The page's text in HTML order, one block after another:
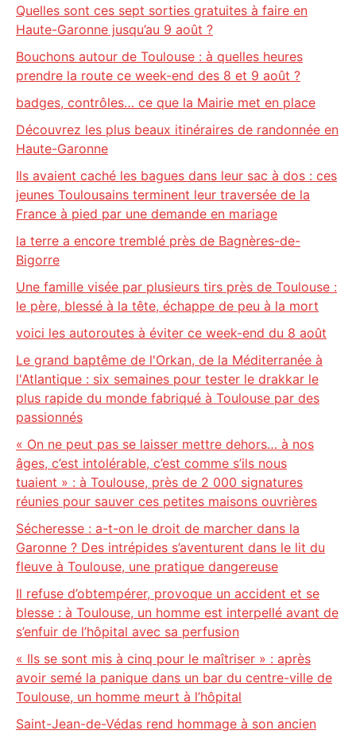
Quelles sont ces sept sorties gratuites à faire en
Haute-Garonne jusqu’au 9 août ?
Bouchons autour de Toulouse : à quelles heures
prendre la route ce week-end des 8 et 9 août ?
badges, contrôles… ce que la Mairie met en place
Découvrez les plus beaux itinéraires de randonnée en
Haute-Garonne
Ils avaient caché les bagues dans leur sac à dos : ces
jeunes Toulousains terminent leur traversée de la
France à pied par une demande en mariage
la terre a encore tremblé près de Bagnères-de-
Bigorre
Une famille visée par plusieurs tirs près de Toulouse :
le père, blessé à la tête, échappe de peu à la mort
voici les autoroutes à éviter ce week-end du 8 août
Le grand baptême de l'Orkan, de la Méditerranée à
l'Atlantique : six semaines pour tester le drakkar le
plus rapide du monde fabriqué à Toulouse par des
passionnés
« On ne peut pas se laisser mettre dehors… à nos
âges, c’est intolérable, c’est comme s’ils nous
tuaient » : à Toulouse, près de 2 000 signatures
réunies pour sauver ces petites maisons ouvrières
Sécheresse : a-t-on le droit de marcher dans la
Garonne ? Des intrépides s’aventurent dans le lit du
fleuve à Toulouse, une pratique dangereuse
Il refuse d’obtempérer, provoque un accident et se
blesse : à Toulouse, un homme est interpellé avant de
s’enfuir de l’hôpital avec sa perfusion
« Ils se sont mis à cinq pour le maîtriser » : après
avoir semé la panique dans un bar du centre-ville de
Toulouse, un homme meurt à l’hôpital
Saint-Jean-de-Védas rend hommage à son ancien